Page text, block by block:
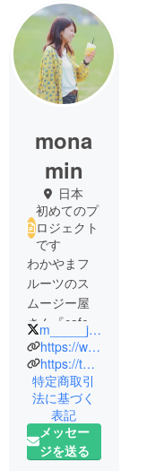
mona
min
日本
初めてのプ
ロジェクト
です
わかやまフ
ルーツのス
ムージー屋
さん『cafe
Relier -ﾙﾘ
ｴ-』の中の
人。和歌山
在住。
接客業大好
き人間。カ
フェめぐり
m_____jms
https://www.instagram.com/relier.jm/?hl=ja
https://twitter.com/caferelier
特定商取引
法に基づく
表記
メッセー
ジを送る